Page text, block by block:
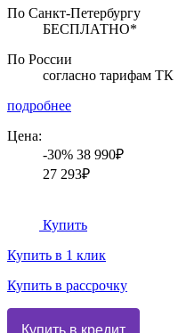
По Санкт-Петербургу
БЕСПЛАТНО*
По России
согласно тарифам ТК
подробнее
Цена:
-30% 38 990₽
27 293₽
Купить
Купить в 1 клик
Купить в рассрочку